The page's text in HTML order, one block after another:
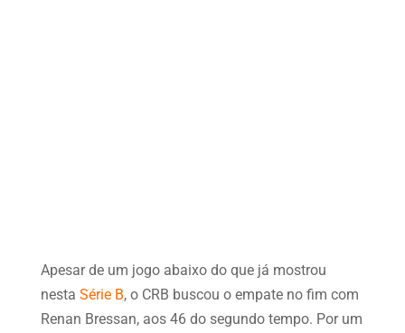
Apesar de um jogo abaixo do que já mostrou
nesta Série B, o CRB buscou o empate no fim com
Renan Bressan, aos 46 do segundo tempo. Por um